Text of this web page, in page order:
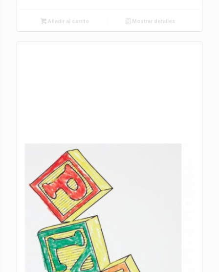
Añadir al carrito Mostrar detalles